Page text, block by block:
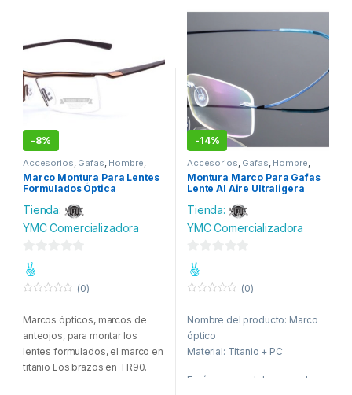
Envío Gratis
-8%
Accesorios, Gafas, Hombre,
Moda
Marco Montura Para Lentes
Formulados Óptica
Tienda:
YMC Comercializadora
0
d
5
u
o
f
5
(0)
Marcos ópticos, marcos de
anteojos, para montar los
lentes formulados, el marco en
titanio Los brazos en TR90.
-14%
Accesorios, Gafas, Hombre,
Moda
Montura Marco Para Gafas
Lente Al Aire Ultraligera
Tienda:
YMC Comercializadora
0
d
5
u
o
f
5
(0)
Nombre del producto: Marco
óptico
Material: Titanio + PC
Envío a cargo del comprador.